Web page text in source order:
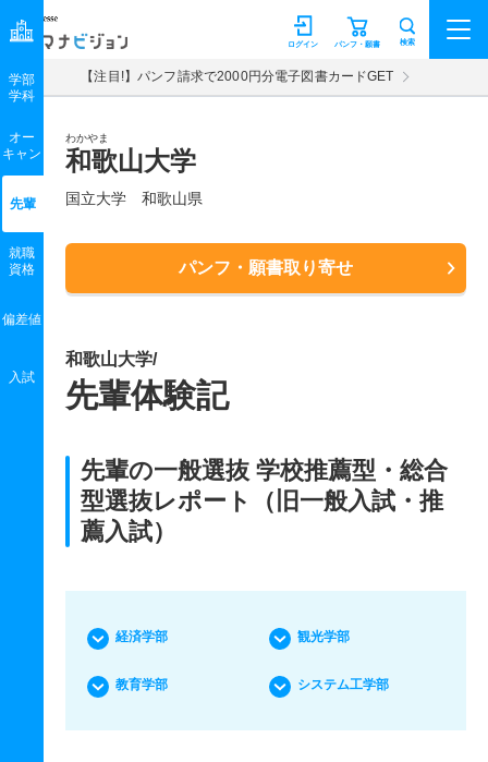
マナビジョン パンフ・願書
ログイン 検索
【注目!】パンフ請求で2000円分電子図書カードGET
わかやま
和歌山大学
国立大学 和歌山県
パンフ・願書取り寄せ
学部
学科
オー
キャン
先輩
就職
資格
偏差値
入試
和歌山大学/
先輩体験記
先輩の一般選抜 学校推薦型・総合
型選抜レポート（旧一般入試・推
薦入試）
経済学部 観光学部
教育学部 システム工学部